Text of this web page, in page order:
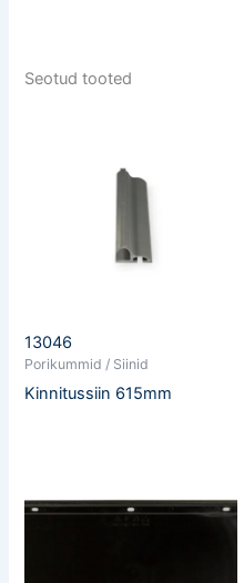
Seotud tooted
13046
Porikummid / Siinid
Kinnitussiin 615mm